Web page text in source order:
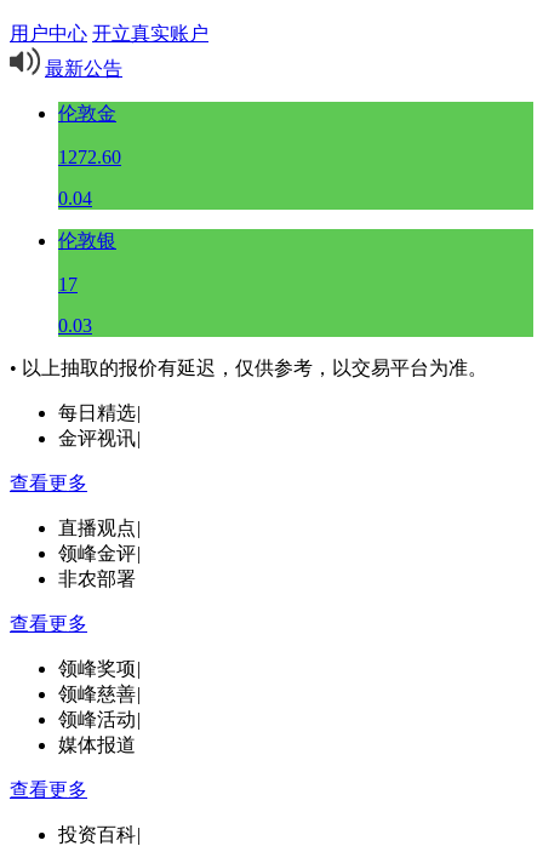
用户中心 开立真实账户
最新公告
伦敦金
1272.60
0.04
伦敦银
17
0.03
• 以上抽取的报价有延迟，仅供参考，以交易平台为准。
每日精选|
金评视讯|
查看更多
直播观点|
领峰金评|
非农部署
查看更多
领峰奖项|
领峰慈善|
领峰活动|
媒体报道
查看更多
投资百科|